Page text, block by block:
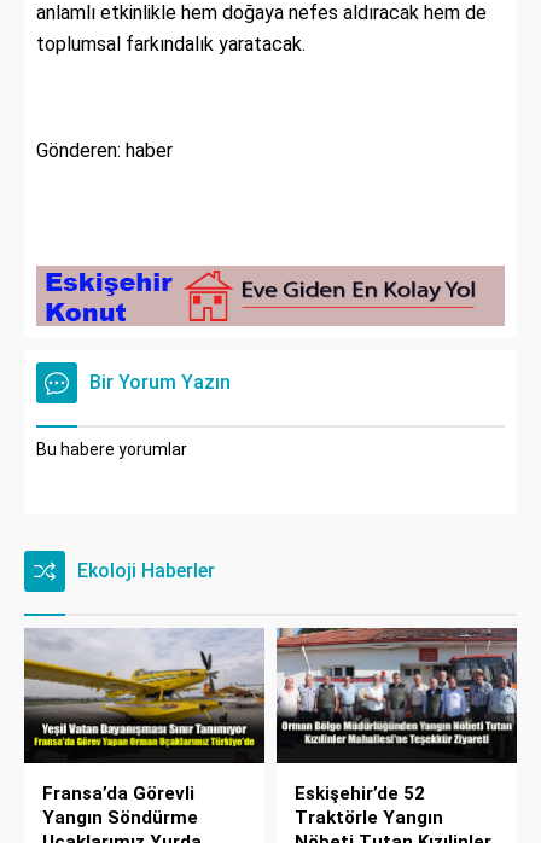
anlamlı etkinlikle hem doğaya nefes aldıracak hem de
toplumsal farkındalık yaratacak.
Gönderen: haber
Bir Yorum Yazın
Bu habere yorumlar
Ekoloji Haberler
Fransa’da Görevli
Yangın Söndürme
Eskişehir’de 52
Traktörle Yangın